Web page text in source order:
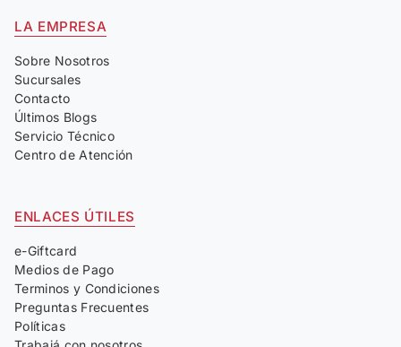
LA EMPRESA
Sobre Nosotros
Sucursales
Contacto
Últimos Blogs
Servicio Técnico
Centro de Atención
ENLACES ÚTILES
e-Giftcard
Medios de Pago
Terminos y Condiciones
Preguntas Frecuentes
Políticas